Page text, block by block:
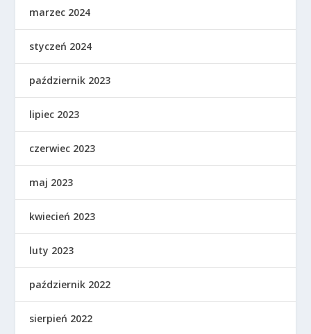
marzec 2024
styczeń 2024
październik 2023
lipiec 2023
czerwiec 2023
maj 2023
kwiecień 2023
luty 2023
październik 2022
sierpień 2022